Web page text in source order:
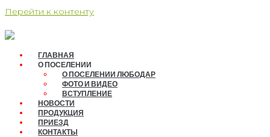
Перейти к контенту
ГЛАВНАЯ
О ПОСЕЛЕНИИ
О ПОСЕЛЕНИИ ЛЮБОДАР
ФОТО И ВИДЕО
ВСТУПЛЕНИЕ
НОВОСТИ
ПРОДУКЦИЯ
ПРИЕЗД
КОНТАКТЫ